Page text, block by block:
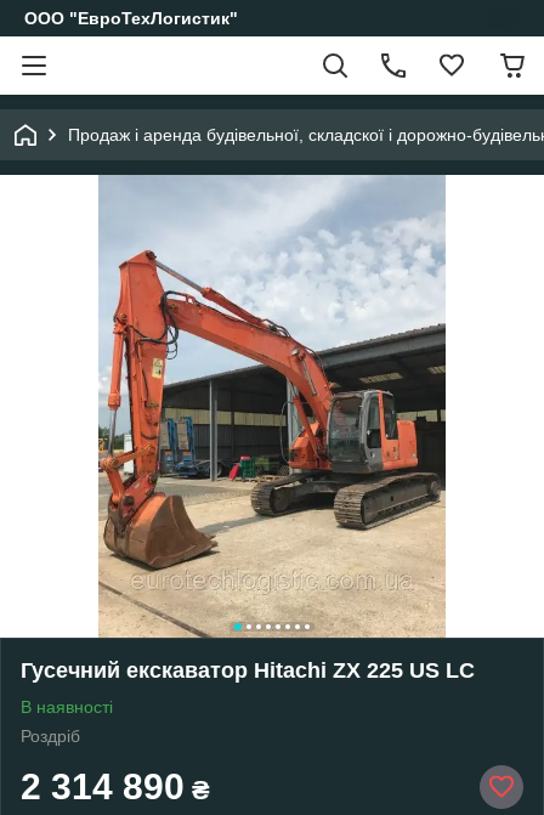
ООО "ЕвроТехЛогистик"
Продаж і аренда будівельної, складскої і дорожно-
Гусечний екскаватор Hitachi ZX 225 US LC
В наявності
Роздріб
2 314 890 ₴